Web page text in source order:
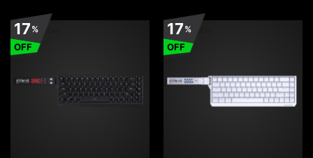
17%
OFF
17%
OFF